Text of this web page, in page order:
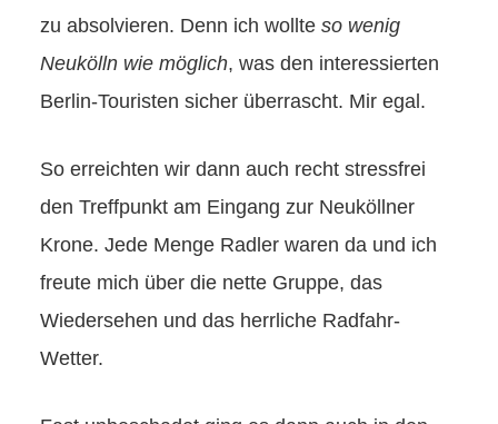
zu absolvieren. Denn ich wollte so wenig
Neukölln wie möglich, was den interessierten
Berlin-Touristen sicher überrascht. Mir egal.
So erreichten wir dann auch recht stressfrei
den Treffpunkt am Eingang zur Neuköllner
Krone. Jede Menge Radler waren da und ich
freute mich über die nette Gruppe, das
Wiedersehen und das herrliche Radfahr-
Wetter.